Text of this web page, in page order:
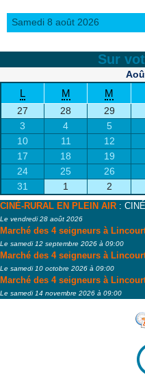
Samedi 8 août 2026
Sur
L M M
27 28 29
3
4 5
10
11 12
17
18 19
24
25 26
31
1 2
CINÉ-RURAL EN PLEIN AIR :
Le vendredi 28 août 2026
Marché des 4 seigneurs à
Le samedi 12 septembre 2026 à 09:00
Marché des 4 seigneurs à
Le samedi 10 octobre 2026 à 09:00
Marché des 4 seigneurs à
Le samedi 14 novembre 2026 à 09:00